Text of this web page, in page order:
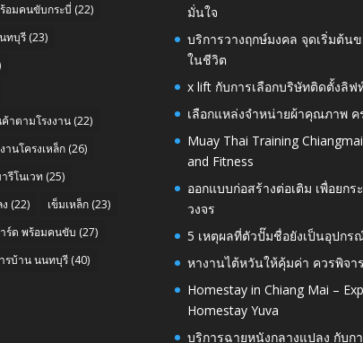
อมคนขับกระบี่ (22)
ทบุรี (23)
าตามโรงงาน (22)
านโครงเหล็ก (26)
รีโนเวท (25)
(22) เข็มเหล็ก (23)
ร์ด พร้อมคนขับ (27)
รบ้าน นนทบุรี (40)
มั่นใจ
บริการวางฤกษ์มงคล จุดเริ่มต้น
ในชีวิต
x lift กับการเลือกบริษัทติดตั้งลิ
เลือกแหล่งจำหน่ายผ้าคุณภาพ
Muay Thai Training
and Fitness
ออกแบบก่อสร้างต่อเติม เพื่อยก
วงจร
5 เหตุผลที่ตัวปั๊มชื่อยังเป็นอุปก
หางานไต้หวันให้คุ้มค่า ควรพิจ
Homestay in Chiang Mai –
Homestay Yuva
บริการฉายหนังกลางแปลง กับ